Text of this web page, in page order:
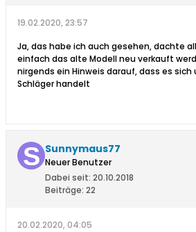
19.02.2020, 23:57
Ja, das habe ich auch gesehen, dachte
einfach das alte Modell neu verkauft
nirgends ein Hinweis darauf, dass es
Schläger handelt
Sunnymaus77
Neuer Benutzer
Dabei seit: 20.10.2018
Beiträge: 22
20.02.2020, 04:05